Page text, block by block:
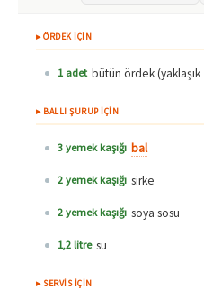
▸ ÖRDEK İÇİN
1 adet bütün ördek (yaklaşık
▸ BALLI ŞURUP İÇİN
3 yemek kaşığı bal
2 yemek kaşığı sirke
2 yemek kaşığı soya sosu
1,2 litre su
▸ SERVİS İÇİN